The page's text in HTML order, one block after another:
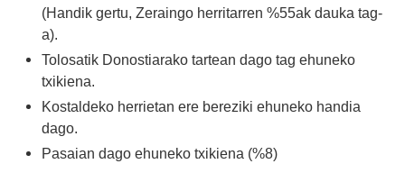
(Handik gertu, Zeraingo herritarren %55ak dauka tag-
a).
Tolosatik Donostiarako tartean dago tag ehuneko
txikiena.
Kostaldeko herrietan ere bereziki ehuneko handia
dago.
Pasaian dago ehuneko txikiena (%8)